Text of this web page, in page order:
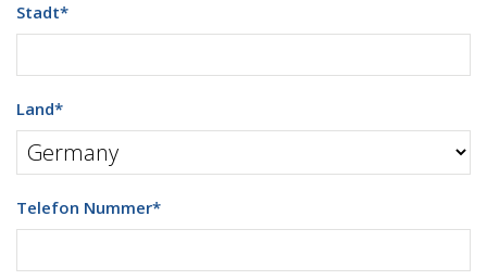
Stadt*
Land*
Telefon Nummer*